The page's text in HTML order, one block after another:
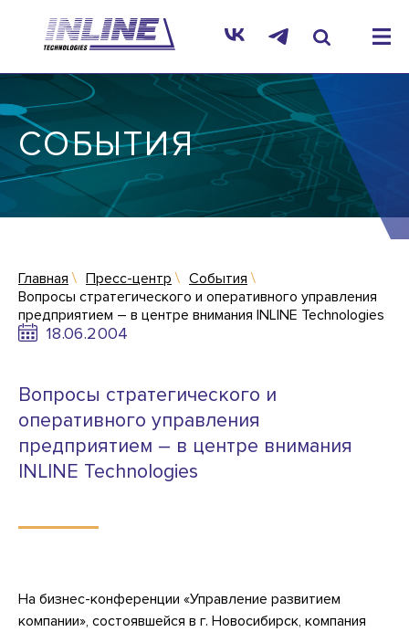
СОБЫТИЯ
Главная Пресс-центр
События
Вопросы стратегического и оперативного управления
предприятием – в центре внимания INLINE Technologies
18.06.2004
Вопросы стратегического и
оперативного управления
предприятием – в центре внимания
INLINE Technologies
На бизнес-конференции «Управление развитием
компании», состоявшейся в г. Новосибирск, компания